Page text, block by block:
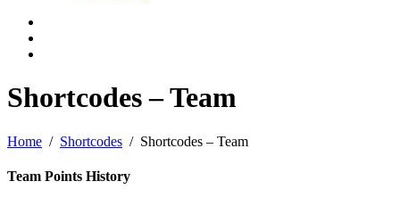
Shortcodes – Team
Home Shortcodes Shortcodes – Team
Team Points History